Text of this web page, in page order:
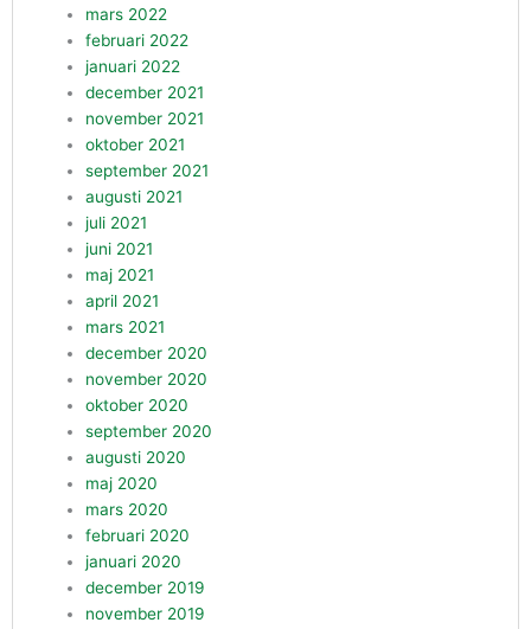
mars 2022
februari 2022
januari 2022
december 2021
november 2021
oktober 2021
september 2021
augusti 2021
juli 2021
juni 2021
maj 2021
april 2021
mars 2021
december 2020
november 2020
oktober 2020
september 2020
augusti 2020
maj 2020
mars 2020
februari 2020
januari 2020
december 2019
november 2019